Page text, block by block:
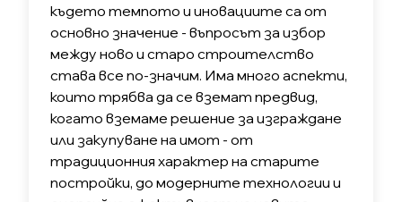
където темпото и иновациите са от
основно значение - въпросът за избор
между ново и старо строителство
става все по-значим. Има много аспекти,
които трябва да се вземат предвид,
когато вземаме решение за изграждане
или закупуване на имот - от
традиционния характер на старите
постройки, до модерните технологии и